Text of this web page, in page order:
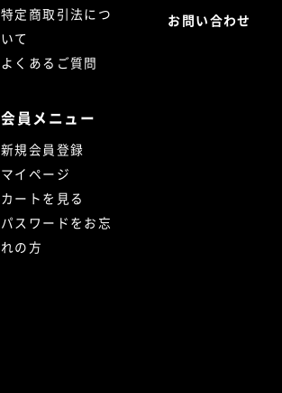
特定商取引法につ
いて
よくあるご質問
会員メニュー
新規会員登録
マイページ
カートを見る
パスワードをお忘
れの方
お問い合わせ